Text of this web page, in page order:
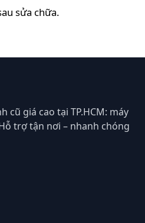
sửa chữa.
cũ giá cao tại TP.HCM: máy
trợ tận nơi – nhanh chóng